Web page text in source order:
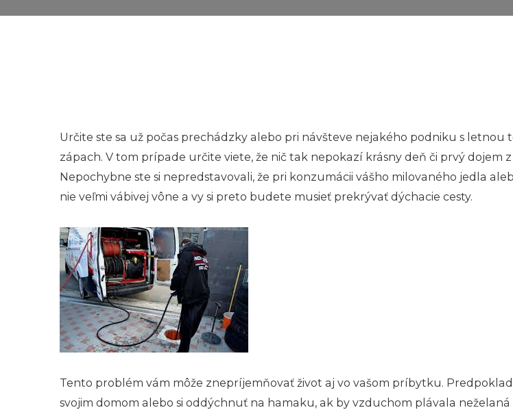
Určite ste sa už počas prechádzky alebo pri návšteve nejakého podniku s
zápach. V tom prípade určite viete, že nič tak nepokazí krásny deň či prvý dojem
Nepochybne ste si nepredstavovali, že pri konzumácii vášho milovaného jedla
nie veľmi vábivej vône a vy si preto budete musieť prekrývať dýchacie cesty.
Tento problém vám môže znepríjemňovať život aj vo vašom príbytku.
svojim domom alebo si oddýchnuť na hamaku, ak by vzduchom plávala